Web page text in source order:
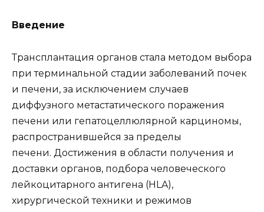
Введение
Трансплантация органов стала методом выбора
при терминальной стадии заболеваний почек
и печени, за исключением случаев
диффузного метастатического поражения
печени или гепатоцеллюлярной карциномы,
распространившейся за пределы
печени. Достижения в области получения и
доставки органов, подбора человеческого
лейкоцитарного антигена (HLA),
хирургической техники и режимов